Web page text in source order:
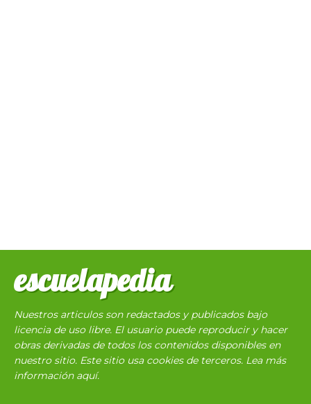
escuelapedia
Nuestros articulos son redactados y publicados bajo
licencia de uso libre. El usuario puede reproducir y hacer
obras derivadas de todos los contenidos disponibles en
nuestro sitio. Este sitio usa cookies de terceros. Lea más
información aquí.